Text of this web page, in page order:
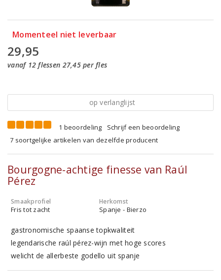
Momenteel niet leverbaar
29,95
vanaf 12 flessen 27,45 per fles
op verlanglijst
1 beoordeling
Schrijf een beoordeling
7 soortgelijke artikelen van dezelfde producent
Bourgogne-achtige finesse van Raúl
Pérez
Smaakprofiel
Fris tot zacht
Herkomst
Spanje - Bierzo
gastronomische spaanse topkwaliteit
legendarische raúl pérez-wijn met hoge scores
welicht de allerbeste godello uit spanje